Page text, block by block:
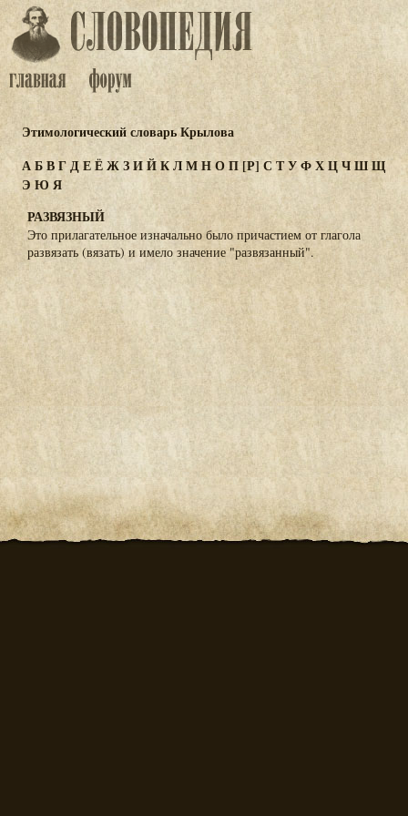
Этимологический словарь Крылова
АБВГДЕЁЖЗИЙКЛМНОП[Р] СТУФХЦЧШЩ
Э Ю Я
РАЗВЯЗНЫЙ
Это прилагательное изначально было причастием от глагола
развязать (вязать) и имело значение "развязанный".